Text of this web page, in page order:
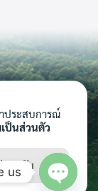
ประสบการณ์
ป็นส่วนตัว
ยอมรับ
us